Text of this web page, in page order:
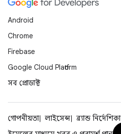
Android
Chrome
Firebase
Google Cloud Platform
সব প্রোডাক্ট
গোপনীয়তা লাইসেন্স ব্র্যান্ড নির্দেশিকা